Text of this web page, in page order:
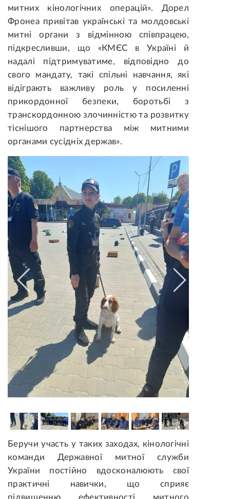
митних кінологічних операцій». Дорел
Фронеа привітав українські та молдовські
митні органи з відмінною співпрацею,
підкресливши, що «КМЄС в Україні й
надалі підтримуватиме, відповідно до
свого мандату, такі спільні навчання, які
відіграють важливу роль у посиленні
прикордонної безпеки, боротьбі з
транскордонною злочинністю та розвитку
тіснішого партнерства між митними
органами сусідніх держав».
Беручи участь у таких заходах, кінологічні
команди Державної митної служби
України постійно вдосконалюють свої
практичні навички, що сприяє
підвищенню ефективності митного